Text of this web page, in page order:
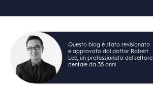
Questo blog è stato revisionato
e approvato dal dottor Robert
Lee, un professionista del settore
dentale da 35 anni